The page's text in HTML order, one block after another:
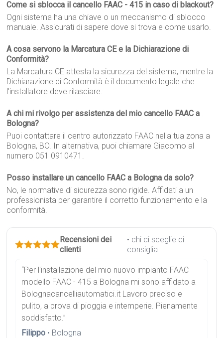
Come si sblocca il cancello FAAC - 415 in caso di blackout?
Ogni sistema ha una chiave o un meccanismo di sblocco
manuale. Assicurati di sapere dove si trova e come usarlo.
A cosa servono la Marcatura CE e la Dichiarazione di
Conformità?
La Marcatura CE attesta la sicurezza del sistema, mentre la
Dichiarazione di Conformità è il documento legale che
l'installatore deve rilasciare.
A chi mi rivolgo per assistenza del mio cancello FAAC a
Bologna?
Puoi contattare il centro autorizzato FAAC nella tua zona a
Bologna, BO. In alternativa, puoi chiamare Giacomo al
numero 051 0910471.
Posso installare un cancello FAAC a Bologna da solo?
No, le normative di sicurezza sono rigide. Affidati a un
professionista per garantire il corretto funzionamento e la
conformità.
Recensioni dei
clienti
• chi ci sceglie ci
consiglia
“Per l'installazione del mio nuovo impianto FAAC
modello FAAC - 415 a Bologna mi sono affidato a
Bolognacancelliautomatici.it Lavoro preciso e
pulito, a prova di pioggia e intemperie. Pienamente
soddisfatto.”
Filippo • Bologna